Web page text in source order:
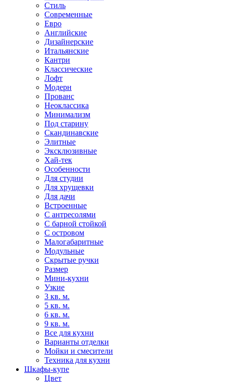
Стиль
Современные
Евро
Английские
Дизайнерские
Итальянские
Кантри
Классические
Лофт
Модерн
Прованс
Неоклассика
Минимализм
Под старину
Скандинавские
Элитные
Эксклюзивные
Хай-тек
Особенности
Для студии
Для хрущевки
Для дачи
Встроенные
С антресолями
С барной стойкой
С островом
Малогабаритные
Модульные
Скрытые ручки
Размер
Мини-кухни
Узкие
3 кв. м.
5 кв. м.
6 кв. м.
9 кв. м.
Все для кухни
Варианты отделки
Мойки и смесители
Техника для кухни
Шкафы-купе
Цвет